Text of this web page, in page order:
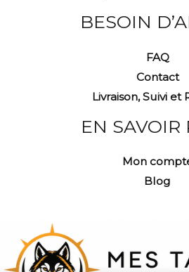
BESOIN
FAQ
Contact
Livraison, Suivi et
EN SAVOIR
Mon
Blog